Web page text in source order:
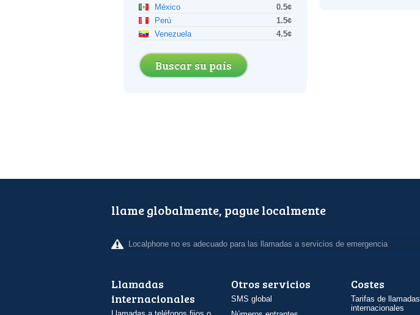
México
0.5¢
Perú
1.5¢
Venezuela
4.5¢
Buscar su país
llame globalmente, pague localmente
Localphone no es adecuado para las llamadas a servicios de emergencia
Llamadas
internacionales
Otros servicios
SMS global
Costes
Tarifas de llamadas
internacionales